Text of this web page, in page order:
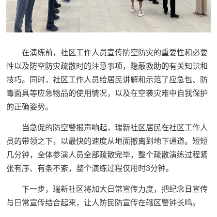
在演练前，社区工作人员宣传防空防灾的重要性和必要
性以及防空防灾疏散时的注意事项，隐蔽救助的有关知识和
技巧。同时，社区工作人员给居民讲解和示范了应急包、防
毒面具等应急物品的使用情况，以及在空袭灾难中自我保护
的正确姿势。
当急促的防空警报声响起，瑞新社区居民在社区工作人
员的带领之下，以最快的速度从地面撤离到地下通道。短短
几分钟，全体参演人员全部疏散完毕，整个疏散演练过程紧
张有序、有条不紊，整个演练过程仅用时3分钟。
下一步，瑞新社区将加大日常宣传力度，把纪念日宣传
与日常宣传结合起来，让人防民防宣传在辖区警钟长鸣。